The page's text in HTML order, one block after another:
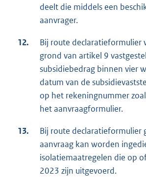
deelt die middels een
aanvrager.
12.
Bij route declaratieformulier
grond van artikel 9
subsidiebedrag binnen vier
datum van de
op het rekeningnummer
het aanvraagformulier.
13.
Bij route declaratieformulier
aanvraag kan worden
isolatiemaatregelen die op
2023 zijn uitgevoerd.